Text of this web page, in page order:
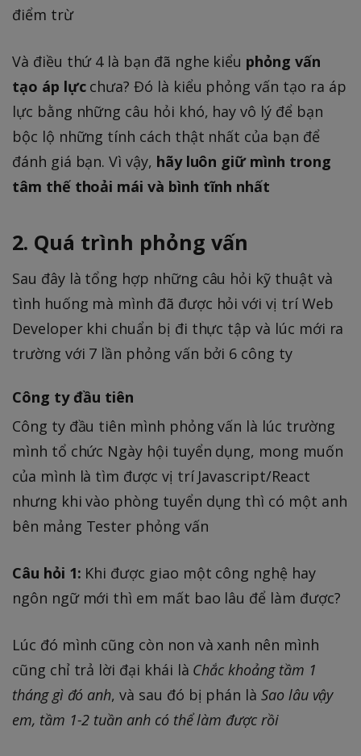
điểm trừ
Và điều thứ 4 là bạn đã nghe kiểu phỏng vấn
tạo áp lựcchưa? Đó là kiểu phỏng vấn tạo ra áp
lực bằng những câu hỏi khó, hay vô lý để bạn
bộc lộ những tính cách thật nhất của bạn để
đánh giá bạn. Vì vậy, hãy luôn giữ mình trong
tâm thế thoải mái và bình tĩnh nhất
2. Quá trình phỏng vấn
Sau đây là tổng hợp những câu hỏi kỹ thuật và
tình huống mà mình đã được hỏi với vị trí Web
Developer khi chuẩn bị đi thực tập và lúc mới ra
trường với 7 lần phỏng vấn bởi 6 công ty
Công ty đầu tiên
Công ty đầu tiên mình phỏng vấn là lúc trường
mình tổ chức Ngày hội tuyển dụng, mong muốn
của mình là tìm được vị trí Javascript/React
nhưng khi vào phòng tuyển dụng thì có một anh
bên mảng Tester phỏng vấn
Câu hỏi 1: Khi được giao một công nghệ hay
ngôn ngữ mới thì em mất bao lâu để làm được?
Lúc đó mình cũng còn non và xanh nên mình
cũng chỉ trả lời đại khái là Chắc khoảng tầm 1
tháng gì đó anh, và sau đó bị phán là Sao lâu vậy
em, tầm 1-2 tuần anh có thể làm được rồi